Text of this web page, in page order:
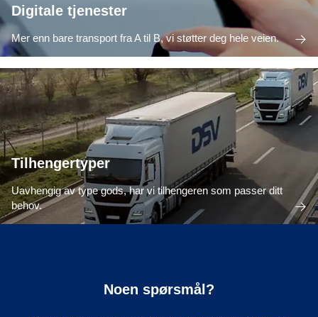
Digitale tjenester
Mer enn bare transport fra A til B, vi støtter deg hele veien.
Tilhengertyper
Uavhengig av type gods, har vi tilhengeren som passer ditt
behov.
Noen spørsmål?